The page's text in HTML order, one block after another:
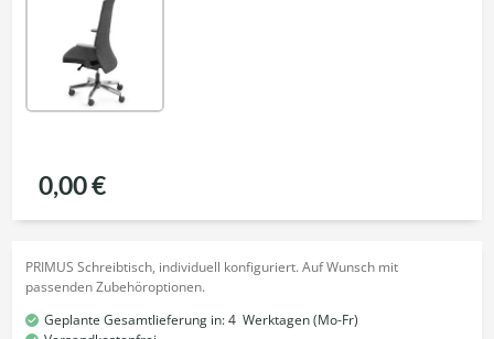
0,00 €
PRIMUS Schreibtisch, individuell konfiguriert. Auf Wunsch mit
passenden Zubehöroptionen.
Geplante Gesamtlieferung in:4 Werktagen (Mo-Fr)